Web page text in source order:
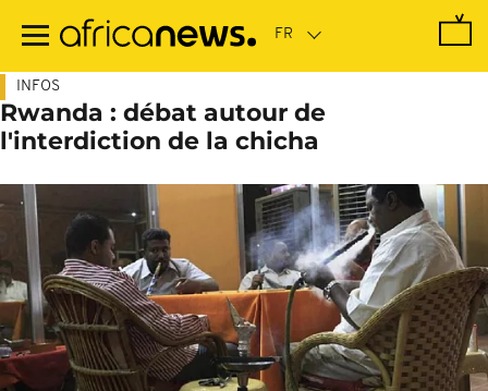
contenu
INFOS
Rwanda : débat autour de
l'interdiction de la chicha